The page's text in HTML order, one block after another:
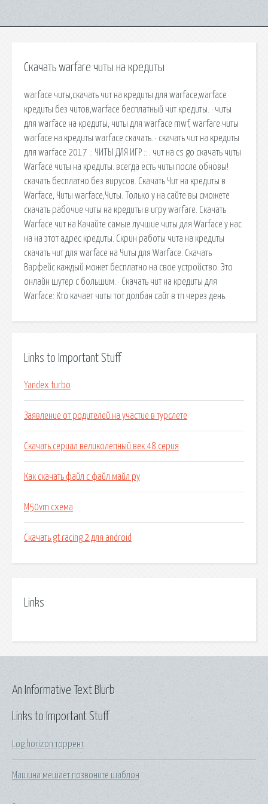
Скачать warfare читы на кредиты
warface читы,скачать чит на кредиты для warface,warface
кредиты без читов,warface бесплатный чит кредиты. · читы
для warface на кредиты, читы для warface mwf, warfare читы
warface на кредиты warface скачать. · скачать чит на кредиты
для warface 2017 :: ЧИТЫ ДЛЯ ИГР :: . чит на cs go скачать читы
Warface читы на кредиты. всегда есть читы после обновы!
скачать бесплатно без вирусов. Скачать Чит на кредиты в
Warface, Читы warface,Читы. Только у на сайте вы сможете
скачать рабочие читы на кредиты в игру warfare. Скачать
Warface чит на Качайте самые лучшие читы для Warface у нас
на на этот адрес кредиты. Скрин работы чита на кредиты
скачать чит для warface на Читы для Warface. Скачать
Варфейс каждый может бесплатно на свое устройство. Это
онлайн шутер с большим. · Скачать чит на кредиты для
Warface: Кто качает читы тот долбан сайт в тп через день.
Links to Important Stuff
Yandex turbo
Заявление от родителей на участие в турслете
Скачать сериал великолепный век 48 серия
Как скачать файл с файл майл ру
M50vm схема
Скачать gt racing 2 для android
Links
Links to Important Stuff
Log horizon торрент
Машина мешает позвоните шаблон
An Informative Text Blurb